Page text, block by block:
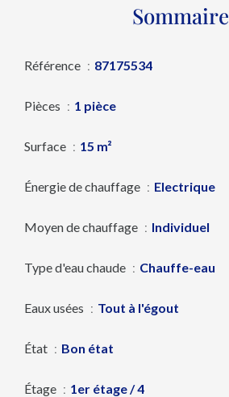
Sommaire
Référence 87175534
Pièces 1 pièce
Surface 15 m²
Énergie de chauffage Electrique
Moyen de chauffage Individuel
Type d'eau chaude Chauffe-eau
Eaux usées Tout à l'égout
État Bon état
Étage 1er étage / 4